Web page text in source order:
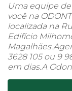
Uma equipe
você na
localizada na
Edifício
3628 105 ou 9
em dias.A